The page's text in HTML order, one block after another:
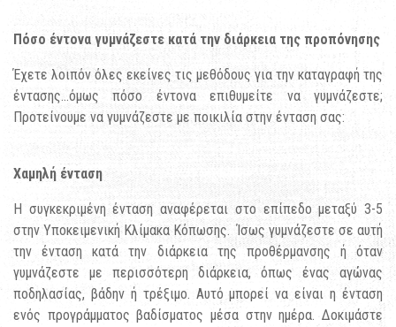
Πόσο έντονα γυμνάζεστε κατά την διάρκεια της προπόνησης
Έχετε λοιπόν όλες εκείνες τις μεθόδους για την καταγραφή της
έντασης…όμως πόσο έντονα επιθυμείτε να γυμνάζεστε;
Προτείνουμε να γυμνάζεστε με ποικιλία στην ένταση σας:
Χαμηλή ένταση
Η συγκεκριμένη ένταση αναφέρεται στο επίπεδο μεταξύ 3-5
στην Υποκειμενική Κλίμακα Κόπωσης. Ίσως γυμνάζεστε σε αυτή
την ένταση κατά την διάρκεια της προθέρμανσης ή όταν
γυμνάζεστε με περισσότερη διάρκεια, όπως ένας αγώνας
ποδηλασίας, βάδην ή τρέξιμο. Αυτό μπορεί να είναι η ένταση
ενός προγράμματος βαδίσματος μέσα στην ημέρα. Δοκιμάστε